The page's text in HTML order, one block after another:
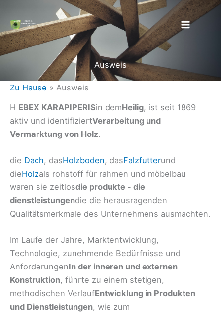
Inhalt
springen
Ausweis
Zu Hause » Ausweis
H EBEX KARAPIPERISin demHeilig, ist seit 1869
aktiv und identifiziertVerarbeitung und
Vermarktung von Holz.
die Dach, dasHolzboden, dasFalzfutterund
dieHolzals rohstoff für rahmen und möbelbau
waren sie zeitlosdie produkte - die
dienstleistungendie die herausragenden
Qualitätsmerkmale des Unternehmens ausmachten.
Im Laufe der Jahre, Marktentwicklung,
Technologie, zunehmende Bedürfnisse und
AnforderungenIn der inneren und externen
Konstruktion, führte zu einem stetigen,
methodischen VerlaufEntwicklung in Produkten
und Dienstleistungen, wie zum